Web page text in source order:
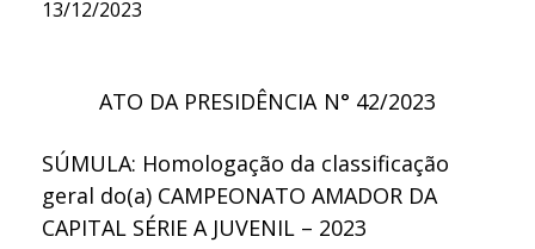
13/12/2023
ATO DA PRESIDÊNCIA N° 42/2023
SÚMULA: Homologação da classificação
geral do(a) CAMPEONATO AMADOR DA
CAPITAL SÉRIE A JUVENIL – 2023